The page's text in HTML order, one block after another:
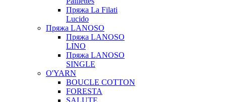
Пряжа La Filati
Lucido
Пряжа LANOSO
Пряжа LANOSO
LINO
Пряжа LANOSO
SINGLE
O'YARN
BOUCLE COTTON
FORESTA
SALUTE